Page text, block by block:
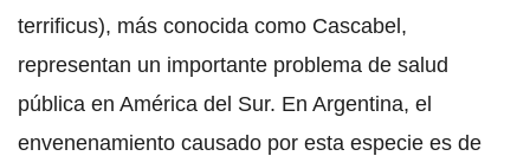
terrificus), más conocida como Cascabel,
representan un importante problema de salud
pública en América del Sur. En Argentina, el
envenenamiento causado por esta especie es de